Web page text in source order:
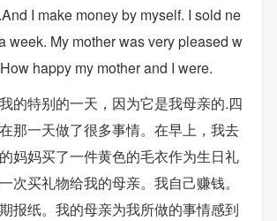
I make money by myself. I sold ne
week. My mother was very pleased w
happy my mother and I were.
的特别的一天，因为它是我母亲的.四
那一天做了很多事情。在早上，我去
妈妈买了一件黄色的毛衣作为生日礼
次买礼物给我的母亲。我自己赚钱。
报纸。我的母亲为我所做的事情感到